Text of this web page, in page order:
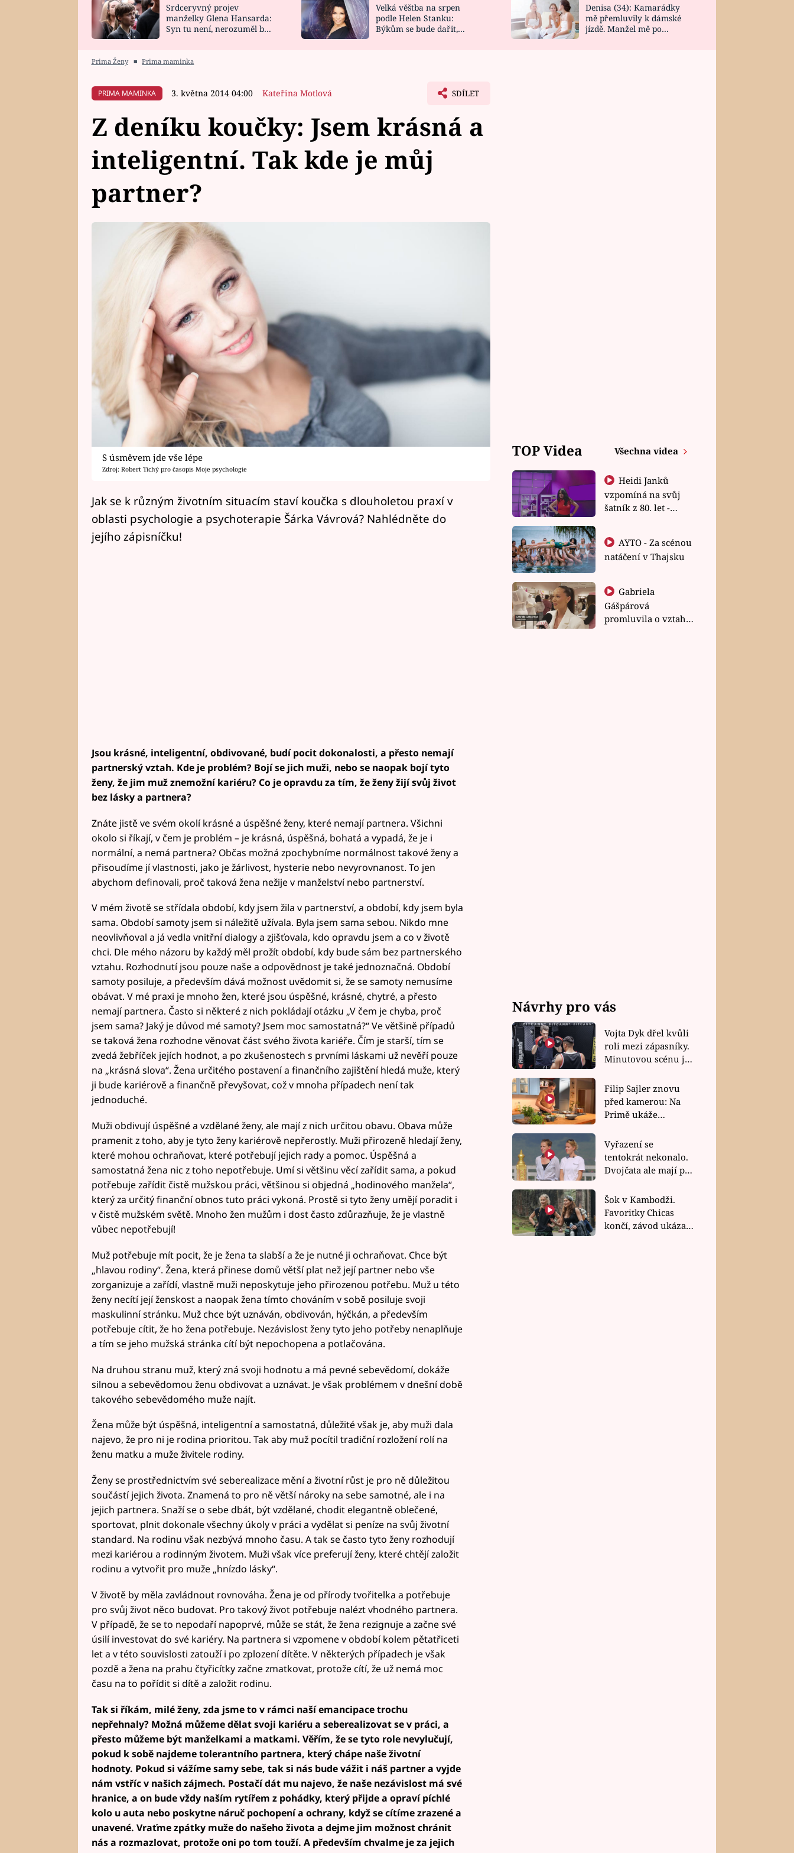
HOROSKOP NA
CELEBRITY
VAŘENÍ
NOVINKY
VIDEORECEPTY
DESIGN
Srdceryvný projev
manželky Glena Hansarda:
Syn tu není, nerozuměl by
Velká věštba na srpen
podle Helen Stanku:
Býkům se bude dařit,
Denisa (34): Kamarádky
mě přemluvily k dámské
jízdě. Manžel mě po
Prima Ženy ■ Prima maminka
PRIMA MAMINKA 3. května 2014 04:00 Kateřina Motlová SDÍLET
Z deníku koučky: Jsem krásná a
inteligentní. Tak kde je můj
partner?
S úsměvem jde vše lépe
Zdroj: Robert Tichý pro časopis Moje psychologie
Jak se k různým životním situacím staví koučka s dlouholetou praxí v
oblasti psychologie a psychoterapie Šárka Vávrová? Nahlédněte do
jejího zápisníčku!
Jsou krásné, inteligentní, obdivované, budí pocit dokonalosti, a přesto nemají
partnerský vztah. Kde je problém? Bojí se jich muži, nebo se naopak bojí tyto
ženy, že jim muž znemožní kariéru? Co je opravdu za tím, že ženy žijí svůj život
bez lásky a partnera?
Znáte jistě ve svém okolí krásné a úspěšné ženy, které nemají partnera. Všichni
okolo si říkají, v čem je problém – je krásná, úspěšná, bohatá a vypadá, že je i
normální, a nemá partnera? Občas možná zpochybníme normálnost takové ženy a
přisoudíme jí vlastnosti, jako je žárlivost, hysterie nebo nevyrovnanost. To jen
abychom definovali, proč taková žena nežije v manželství nebo partnerství.
V mém životě se střídala období, kdy jsem žila v partnerství, a období, kdy jsem byla
sama. Období samoty jsem si náležitě užívala. Byla jsem sama sebou. Nikdo mne
neovlivňoval a já vedla vnitřní dialogy a zjišťovala, kdo opravdu jsem a co v životě
chci. Dle mého názoru by každý měl prožít období, kdy bude sám bez partnerského
vztahu. Rozhodnutí jsou pouze naše a odpovědnost je také jednoznačná. Období
samoty posiluje, a především dává možnost uvědomit si, že se samoty nemusíme
obávat. V mé praxi je mnoho žen, které jsou úspěšné, krásné, chytré, a přesto
nemají partnera. Často si některé z nich pokládají otázku „V čem je chyba, proč
jsem sama? Jaký je důvod mé samoty? Jsem moc samostatná?“ Ve většině případů
se taková žena rozhodne věnovat část svého života kariéře. Čím je starší, tím se
zvedá žebříček jejích hodnot, a po zkušenostech s prvními láskami už nevěří pouze
na „krásná slova“. Žena určitého postavení a finančního zajištění hledá muže, který
ji bude kariérově a finančně převyšovat, což v mnoha případech není tak
jednoduché.
Muži obdivují úspěšné a vzdělané ženy, ale mají z nich určitou obavu. Obava může
pramenit z toho, aby je tyto ženy kariérově nepřerostly. Muži přirozeně hledají ženy,
které mohou ochraňovat, které potřebují jejich rady a pomoc. Úspěšná a
samostatná žena nic z toho nepotřebuje. Umí si většinu věcí zařídit sama, a pokud
potřebuje zařídit čistě mužskou práci, většinou si objedná „hodinového manžela“,
který za určitý finanční obnos tuto práci vykoná. Prostě si tyto ženy umějí poradit i
v čistě mužském světě. Mnoho žen mužům i dost často zdůrazňuje, že je vlastně
vůbec nepotřebují!
Muž potřebuje mít pocit, že je žena ta slabší a že je nutné ji ochraňovat. Chce být
„hlavou rodiny“. Žena, která přinese domů větší plat než její partner nebo vše
zorganizuje a zařídí, vlastně muži neposkytuje jeho přirozenou potřebu. Muž u této
ženy necítí její ženskost a naopak žena tímto chováním v sobě posiluje svoji
maskulinní stránku. Muž chce být uznáván, obdivován, hýčkán, a především
potřebuje cítit, že ho žena potřebuje. Nezávislost ženy tyto jeho potřeby nenaplňuje
a tím se jeho mužská stránka cítí být nepochopena a potlačována.
Na druhou stranu muž, který zná svoji hodnotu a má pevné sebevědomí, dokáže
silnou a sebevědomou ženu obdivovat a uznávat. Je však problémem v dnešní době
takového sebevědomého muže najít.
Žena může být úspěšná, inteligentní a samostatná, důležité však je, aby muži dala
najevo, že pro ni je rodina prioritou. Tak aby muž pocítil tradiční rozložení rolí na
ženu matku a muže živitele rodiny.
Ženy se prostřednictvím své seberealizace mění a životní růst je pro ně důležitou
součástí jejich života. Znamená to pro ně větší nároky na sebe samotné, ale i na
jejich partnera. Snaží se o sebe dbát, být vzdělané, chodit elegantně oblečené,
sportovat, plnit dokonale všechny úkoly v práci a vydělat si peníze na svůj životní
standard. Na rodinu však nezbývá mnoho času. A tak se často tyto ženy rozhodují
mezi kariérou a rodinným životem. Muži však více preferují ženy, které chtějí založit
rodinu a vytvořit pro muže „hnízdo lásky“.
V životě by měla zavládnout rovnováha. Žena je od přírody tvořitelka a potřebuje
pro svůj život něco budovat. Pro takový život potřebuje nalézt vhodného partnera.
V případě, že se to nepodaří napoprvé, může se stát, že žena rezignuje a začne své
úsilí investovat do své kariéry. Na partnera si vzpomene v období kolem pětatřiceti
let a v této souvislosti zatouží i po zplození dítěte. V některých případech je však
pozdě a žena na prahu čtyřicítky začne zmatkovat, protože cítí, že už nemá moc
času na to pořídit si dítě a založit rodinu.
Tak si říkám, milé ženy, zda jsme to v rámci naší emancipace trochu
nepřehnaly? Možná můžeme dělat svoji kariéru a seberealizovat se v práci, a
přesto můžeme být manželkami a matkami. Věřím, že se tyto role nevylučují,
pokud k sobě najdeme tolerantního partnera, který chápe naše životní
hodnoty. Pokud si vážíme samy sebe, tak si nás bude vážit i náš partner a vyjde
nám vstříc v našich zájmech. Postačí dát mu najevo, že naše nezávislost má své
hranice, a on bude vždy naším rytířem z pohádky, který přijde a opraví píchlé
kolo u auta nebo poskytne náruč pochopení a ochrany, když se cítíme zrazené a
unavené. Vraťme zpátky muže do našeho života a dejme jim možnost chránit
nás a rozmazlovat, protože oni po tom touží. A především chvalme je za jejich
TOP Videa Všechna videa
Heidi Janků
vzpomíná na svůj
šatník z 80. let -
natáčení v Thajsku
Gabriela
Gášpárová
promluvila o vztahu
Návrhy pro vás
Vojta Dyk dřel kvůli
roli mezi zápasníky.
Minutovou scénu jel
Filip Sajler znovu
před kamerou: Na
Primě ukáže
rychlé recepty
Vyřazení se
tentokrát nekonalo.
Dvojčata ale mají po
závodu nůž na krku
Šok v Kambodži.
Favoritky Chicas
končí, závod ukázal